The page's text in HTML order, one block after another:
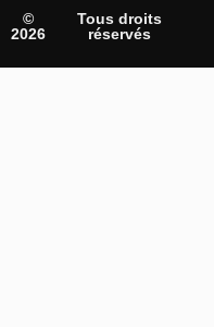
©
2026
Tous droits
réservés